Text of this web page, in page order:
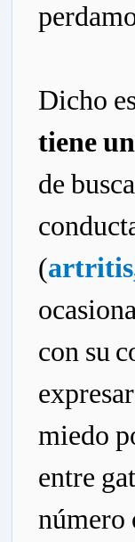
Dicho
tiene
de
(
con su
miedo
entre
número